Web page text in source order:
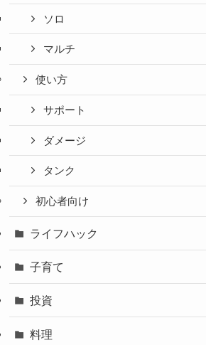
ソロ
マルチ
使い方
サポート
ダメージ
タンク
初心者向け
ライフハック
子育て
投資
料理